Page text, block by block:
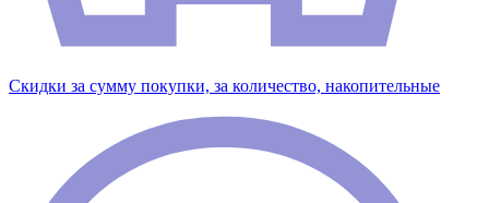
Скидки за сумму покупки, за количество, накопительные